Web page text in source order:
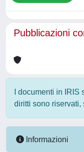
Pubblicazioni
I documenti in
diritti sono
Informazioni